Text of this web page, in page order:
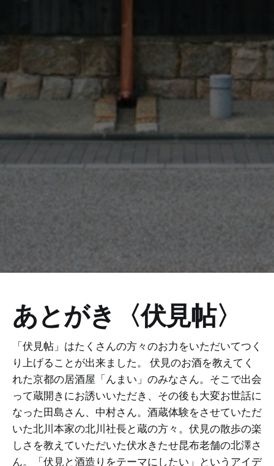
あとがき〈伏見帖〉
「伏見帖」はたくさんの方々のお力をいただいてつく
り上げることが出来ました。 伏見のお酒を教えてく
れた京都の居酒屋「んまい」のみなさん。そこで出会
って蔵開きにお誘いいただき、その後も大変お世話に
なった田島さん、中村さん。酒蔵体験をさせていただ
いた北川本家の北川社長と蔵の方々。伏見の散歩の楽
しさを教えていただいた伏水きたせ昆布老舗の北澤さ
ん。「伏見と酒造りをテーマにしたい」というアイデ